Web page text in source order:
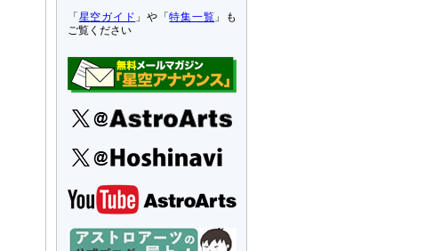
「 星空ガイド 」や「特集一覧 」も
ご覧ください